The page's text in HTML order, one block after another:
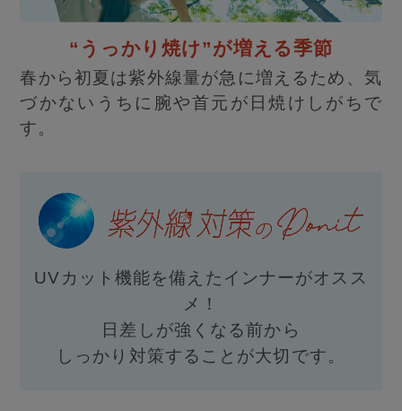
“うっかり焼け”が増える季節
春から初夏は紫外線量が急に増えるため、気
づかないうちに腕や首元が日焼けしがちで
す。
UVカット機能を備えたインナーがオスス
メ！
日差しが強くなる前から
しっかり対策することが大切です。